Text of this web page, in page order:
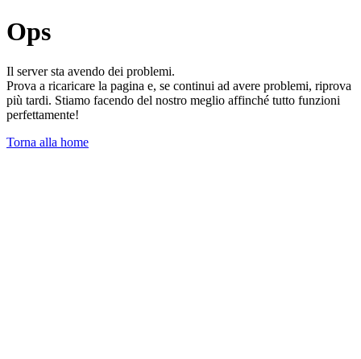
Ops
Il server sta avendo dei problemi.
Prova a ricaricare la pagina e, se continui ad avere problemi, riprova
più tardi. Stiamo facendo del nostro meglio affinché tutto funzioni
perfettamente!
Torna alla home